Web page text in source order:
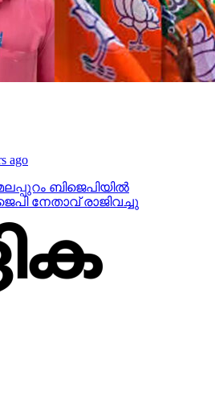
ago
ബിജെപിയില്‍
നേതാവ് രാജിവച്ചു